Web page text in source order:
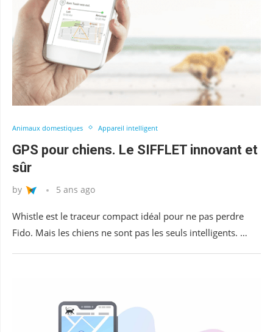
Animaux domestiques Appareil intelligent
GPS pour chiens. Le SIFFLET innovant et
sûr
by 5 ans ago
Whistle est le traceur compact idéal pour ne pas perdre
Fido. Mais les chiens ne sont pas les seuls intelligents. …